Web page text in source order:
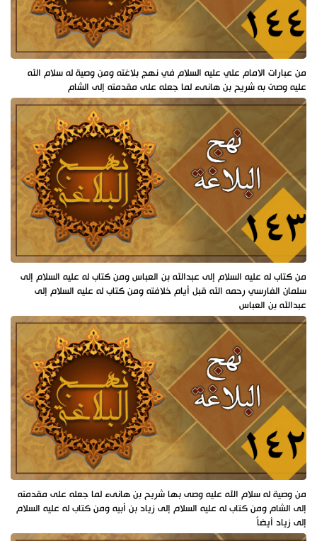
من عبارات الامام علي عليه السلام في نهج بلاغته ومن وصية له سلام الله
عليه وصىّ به شريح بن هانىء لما جعله على مقدمته إلى الشام
من كتاب له عليه السلام إلى عبدالله بن العباس ومن كتاب له عليه السلام إلى
سلمان الفارسي رحمه الله قبل أيام خلافته ومن كتاب له عليه السلام إلى
عبدالله بن العباس
من وصية له سلام الله عليه وصى بها شريح بن هانىء لما جعله على مقدمته
إلى الشام ومن كتاب له عليه السلام إلى زياد بن أبيه ومن كتاب له عليه السلام
إلى زياد أيضاً